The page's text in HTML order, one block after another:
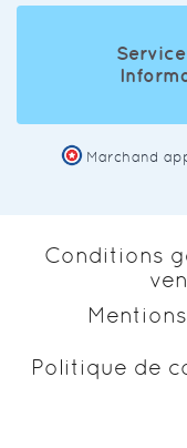
Marchand
Conditions
Politique de